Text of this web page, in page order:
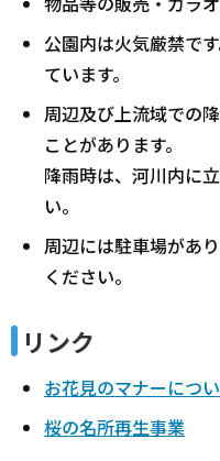
公園内は火気厳禁で
ています。
周辺及び上流域での
ことがあります。
降雨時は、河川内に
い。
周辺には駐車場があ
ください。
リンク
お花見のマナーにつ
桜の名所再生事業